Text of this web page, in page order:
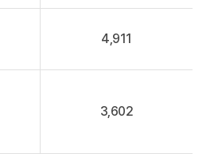
4,911
3,602